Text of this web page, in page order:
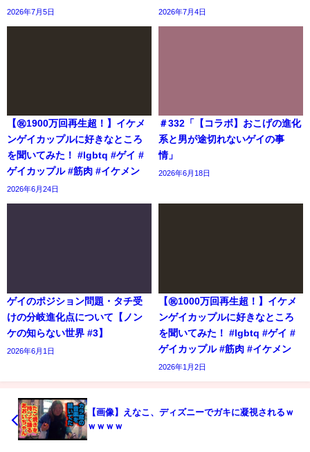
2026年7月5日 2026年7月4日
【㊗️1900万回再生超！】イケメ
ンゲイカップルに好きなところ
を聞いてみた！ #lgbtq #ゲイ #
ゲイカップル #筋肉 #イケメン
2026年6月24日
＃332「【コラボ】おこげの進化
系と男が途切れないゲイの事
情」
2026年6月18日
ゲイのポジション問題・タチ受
けの分岐進化点について【ノン
ケの知らない世界 #3】
2026年6月1日
【㊗️1000万回再生超！】イケメ
ンゲイカップルに好きなところ
を聞いてみた！ #lgbtq #ゲイ #
ゲイカップル #筋肉 #イケメン
2026年1月2日
【画像】えなこ、ディズニーでガキに凝視されるｗ
ｗｗｗｗ